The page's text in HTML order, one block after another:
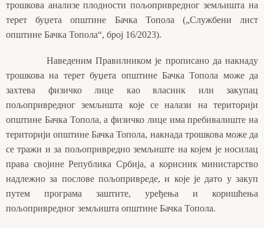
трошкова анализе плодности пољопривредног земљишта на
терет буџета општине Бачка Топола („Службени лист
општине Бачка Топола“, број 16/2023).
Наведеним Правилником је прописано да накнаду
трошкова на терет буџета општине Бачка Топола може да
захтева физичко лице као власник или закупац
пољопривредног земљишта које се налази на територији
општине Бачка Топола, а физичко лице има пребивалиште на
територији општине Бачка Топола, накнада трошкова може да
се тражи и за пољопривредно земљиште на којем је носилац
права својине Република Србија, а корисник министарство
надлежно за послове пољопривреде, и које је дато у закуп
путем програма заштите, уређења и коришћења
пољопривредног земљишта општине Бачка Топола.